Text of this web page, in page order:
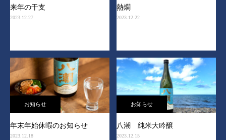
来年の干支
2023.12.27
熱燗
2023.12.22
お知らせ
年末年始休暇のお知らせ
2023.12.18
お知らせ
八潮 純米大吟醸
2023.12.15